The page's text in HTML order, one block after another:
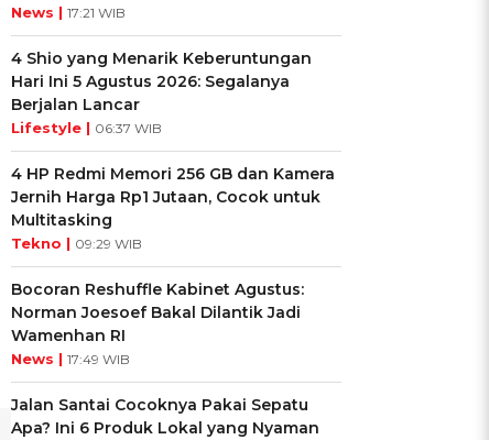
News | 17:21 WIB
4 Shio yang Menarik Keberuntungan
Hari Ini 5 Agustus 2026: Segalanya
Berjalan Lancar
Lifestyle | 06:37 WIB
4 HP Redmi Memori 256 GB dan Kamera
Jernih Harga Rp1 Jutaan, Cocok untuk
Multitasking
Tekno | 09:29 WIB
Bocoran Reshuffle Kabinet Agustus:
Norman Joesoef Bakal Dilantik Jadi
Wamenhan RI
News | 17:49 WIB
Jalan Santai Cocoknya Pakai Sepatu
Apa? Ini 6 Produk Lokal yang Nyaman